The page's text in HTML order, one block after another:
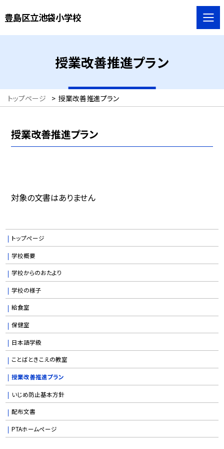
豊島区立池袋小学校
授業改善推進プラン
トップページ > 授業改善推進プラン
授業改善推進プラン
対象の文書はありません
トップページ
学校概要
学校からのおたより
学校の様子
給食室
保健室
日本語学級
ことばときこえの教室
授業改善推進プラン
いじめ防止基本方針
配布文書
PTAホームページ